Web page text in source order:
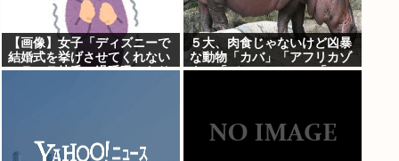
【画像】女子「ディズニーで
結婚式を挙げさせてくれない
モラハラ彼氏。過呼吸になり
５大、肉食じゃないけど凶暴
な動物「カバ」「アフリカゾ
ウ」「バッファロー」「コー